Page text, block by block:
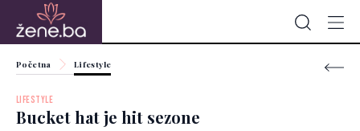
Početna Lifestyle
LIFESTYLE
Bucket hat je hit sezone